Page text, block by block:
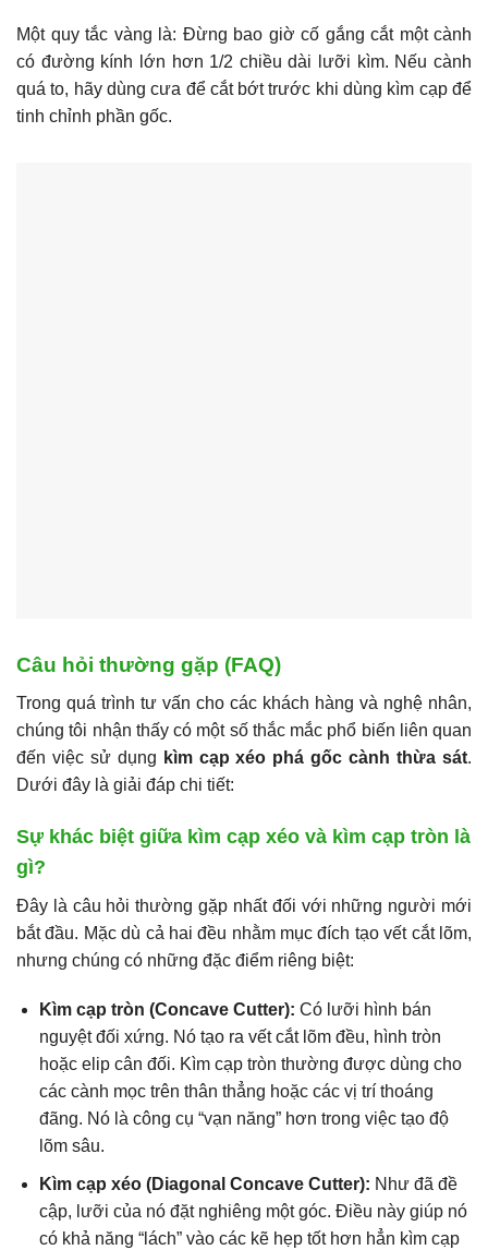
Một quy tắc vàng là: Đừng bao giờ cố gắng cắt một cành
có đường kính lớn hơn 1/2 chiều dài lưỡi kìm. Nếu cành
quá to, hãy dùng cưa để cắt bớt trước khi dùng kìm cạp để
tinh chỉnh phần gốc.
Câu hỏi thường gặp (FAQ)
Trong quá trình tư vấn cho các khách hàng và nghệ nhân,
chúng tôi nhận thấy có một số thắc mắc phổ biến liên quan
đến việc sử dụng kìm cạp xéo phá gốc cành thừa sát.
Dưới đây là giải đáp chi tiết:
Sự khác biệt giữa kìm cạp xéo và kìm cạp tròn là
gì?
Đây là câu hỏi thường gặp nhất đối với những người mới
bắt đầu. Mặc dù cả hai đều nhằm mục đích tạo vết cắt lõm,
nhưng chúng có những đặc điểm riêng biệt:
Kìm cạp tròn (Concave Cutter): Có lưỡi hình bán
nguyệt đối xứng. Nó tạo ra vết cắt lõm đều, hình tròn
hoặc elip cân đối. Kìm cạp tròn thường được dùng cho
các cành mọc trên thân thẳng hoặc các vị trí thoáng
đãng. Nó là công cụ “vạn năng” hơn trong việc tạo độ
lõm sâu.
Kìm cạp xéo (Diagonal Concave Cutter): Như đã đề
cập, lưỡi của nó đặt nghiêng một góc. Điều này giúp nó
có khả năng “lách” vào các kẽ hẹp tốt hơn hẳn kìm cạp